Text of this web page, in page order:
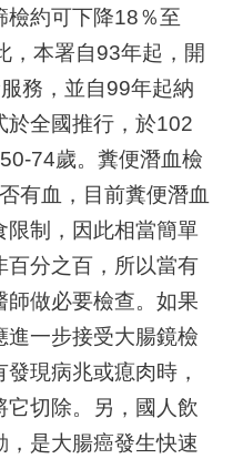
檢約可下降18％至
，本署自93年起，開
務，並自99年起納
於全國推行，於102
50-74歲。糞便潛血檢
有血，目前糞便潛血
制，因此相當簡單
百分之百，所以當有
做必要檢查。如果
一步接受大腸鏡檢
現病兆或瘜肉時，
切除。另，國人飲
是大腸癌發生快速